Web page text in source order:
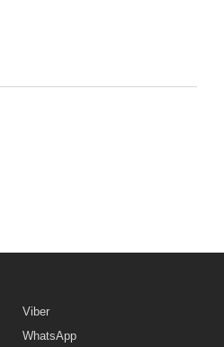
Viber
WhatsApp